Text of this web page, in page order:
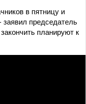
в пятницу и
председатель
планируют к